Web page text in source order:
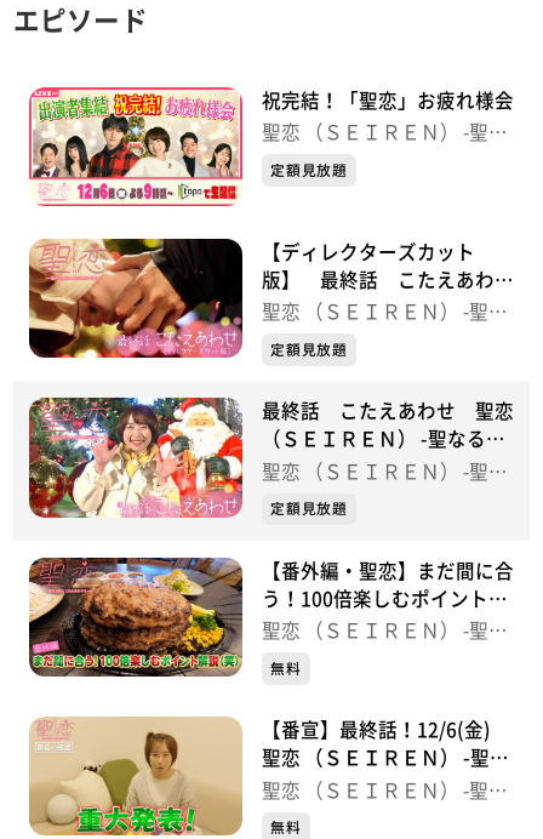
カメラマンの藤崎凌太との出会いは最悪なものだった
次第に彼の仕事に対する真摯な姿勢に心惹かれてい
く・・・。
一途で一生懸命、どこまでも前向きに生きる女性の物
語。
＜出演者＞
伊藤雨音（広瀬未空役）
井澤巧麻（藤崎凌太役）
佐藤元揮（佐藤裕樹役)
ブロードキャスト！！ 吉村憲二（鈴木卓蔵役）
春宮せな（松本ひかり役）
鈴木伶奈（石原那月役）
エピソード
祝完結！「聖恋」お疲れ様会
聖恋 （ＳＥＩＲＥＮ） -聖な
る夜にこたえあわせを-
定額見放題
【ディレクターズカット
版】 最終話 こたえあわ
せ 聖恋 （ＳＥＩＲＥＮ） -
聖恋 （ＳＥＩＲＥＮ） -聖な
る夜にこたえあわせを-
定額見放題
最終話 こたえあわせ 聖恋
（ＳＥＩＲＥＮ） -聖なる夜
にこたえあわせを-
聖恋 （ＳＥＩＲＥＮ） -聖な
る夜にこたえあわせを-
定額見放題
【番外編・聖恋】まだ間に合
う！100倍楽しむポイント解
説（笑）
聖恋 （ＳＥＩＲＥＮ） -聖な
る夜にこたえあわせを-
無料
【番宣】最終話！12/6(金)
聖恋 （ＳＥＩＲＥＮ） -聖な
る夜にこたえあわせを-
聖恋 （ＳＥＩＲＥＮ） -聖な
る夜にこたえあわせを-
無料